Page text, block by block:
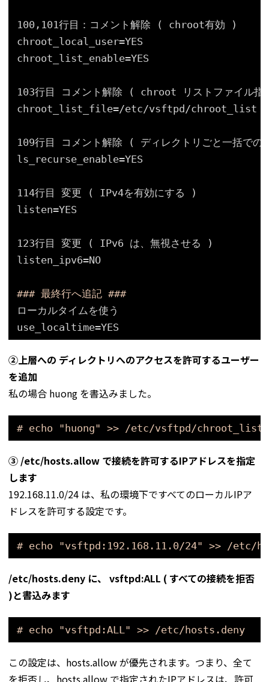
100,101行目：コメント解除 ( chroot有効 )
chroot_local_user=YES
chroot_list_enable=YES
103行目 コメント解除 ( chroot リストファイル
chroot_list_file=/etc/vsftpd/chroot_list
109行目 コメント解除 ( ディレクトリごと一括での
ls_recurse_enable=YES
114行目 変更 ( IPv4を有効にする )
listen=YES
123行目 変更 ( IPv6 は、無視させる )
listen_ipv6=NO
### 最終行へ追記 ###
ローカルタイムを使う
use_localtime=YES
②上層への ディレクトリへのアクセスを許可するユーザー
を追加
私の場合 huong を書込みました。
# echo "huong" >> /etc/vsftpd/chroot_list
③ /etc/hosts.allow で接続を許可するIPアドレスを指定
します
192.168.11.0/24 は、私の環境下ですべてのローカルIPア
ドレスを許可する設定です。
# echo "vsftpd:192.168.11.0/24" >> /etc/
/etc/hosts.deny に、 vsftpd:ALL ( すべての接続を拒否
)と書込みます
# echo "vsftpd:ALL" >> /etc/hosts.deny
この設定は、hosts.allow が優先されます。つまり、全て